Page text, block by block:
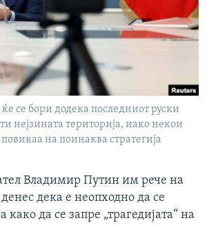
се бори додека последниот руски
нејзината територија, иако некои
на поинаква стратегија
Владимир Путин им рече на
дека е неопходно да се
како да се запре „трагедијата“ на